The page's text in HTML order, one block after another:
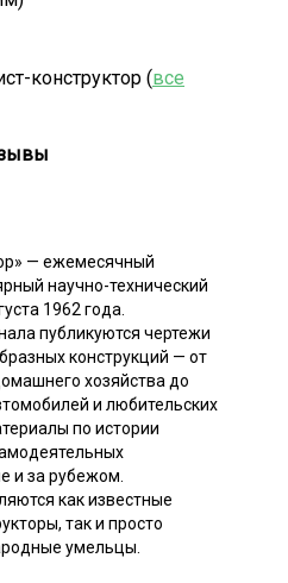
конструктор (все
— ежемесячный
научно-технический
1962 года.
публикуются чертежи
конструкций — от
хозяйства до
и любительских
по истории
и за рубежом.
как известные
так и просто
умельцы.